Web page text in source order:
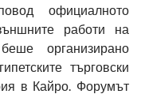
официалното
работи на
организирано
търговски
в Кайро. Форумът